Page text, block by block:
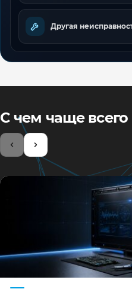
Другая
С чем чаще всего